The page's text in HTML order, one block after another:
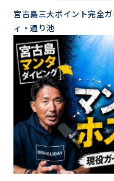
宮古島三大ポイント完全
ィ・通り池